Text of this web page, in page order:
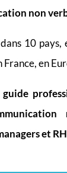
non
10 pays,
France,en
guide
et